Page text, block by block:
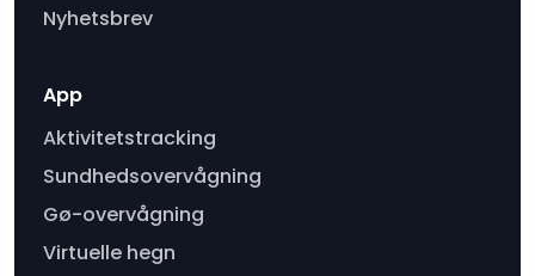
Nyhetsbrev
App
Aktivitetstracking
Sundhedsovervågning
Gø-overvågning
Virtuelle hegn